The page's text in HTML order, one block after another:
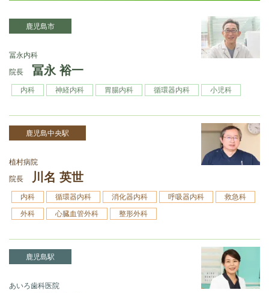
鹿児島市
冨永内科
院長
冨永 裕一
内科 神経内科 胃腸内科 循環器内科 小児科
鹿児島中央駅
植村病院
院長
川名 英世
内科 循環器内科 消化器内科 呼吸器内科
救急科
外科
心臓血管外科 整形外科
鹿児島駅
あいろ歯科医院